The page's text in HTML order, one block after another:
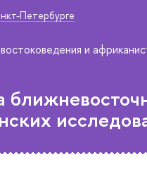
Петербурге
и